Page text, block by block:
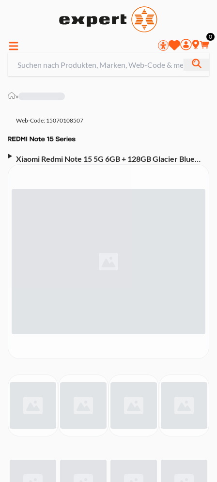
0
»
Web-Code: 15070108507
Xiaomi Redmi Note 15 5G 6GB + 128GB Glacier Blue